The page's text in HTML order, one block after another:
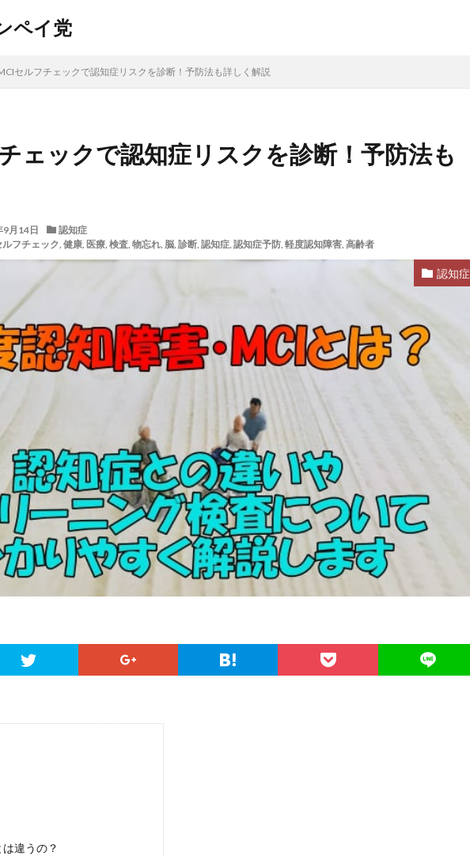
ペイ党
検索
セルフチェックで認知症リスクを診断！予防法も詳しく解説
ェックで認知症リスクを診断！予防法も
月14日
認知症
ルフチェック, 健康, 医療, 検査, 物忘れ, 脳, 診断, 認知症, 認知症予防, 軽度認知障害, 高齢者
認知症
違うの？